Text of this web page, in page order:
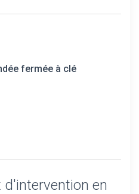
fermée à clé
d'intervention en